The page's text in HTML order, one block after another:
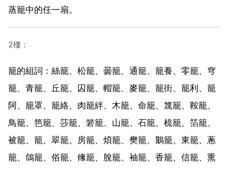
蒸籠中的任一扇。
2樓：
籠的組詞：絲籠、松籠、曇籠、通籠、籠養、零籠、穹
籠、青籠、丘籠、囚籠、帽籠、麥籠、籠街、籠利、籠
阿、籠罩、籠絡、肉籠絆、木籠、命籠、篾籠、鞍籠、
鳥籠、笆籠、莎籠、箬籠、山籠、石籠、梳籠、箔籠、
被籠、籠、翠籠、房籠、煩籠、樊籠、鵝籠、東籠、蔥
籠、鴿籠、俗籠、絛籠、脫籠、袖籠、香籠、信籠、熏